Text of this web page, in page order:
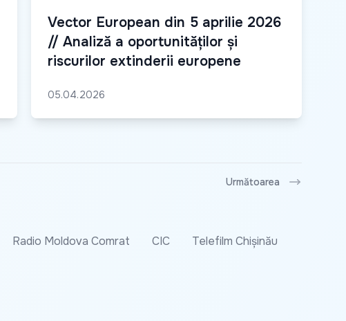
Vector European din 5 aprilie 2026
// Analiză a oportunităților și
riscurilor extinderii europene
05.04.2026
Următoarea
Radio Moldova Comrat CIC
Telefilm Chișinău